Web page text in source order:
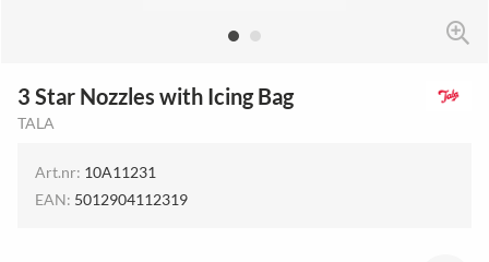
3 Star Nozzles with Icing Bag
TALA
Art.nr: 10A11231
EAN: 5012904112319